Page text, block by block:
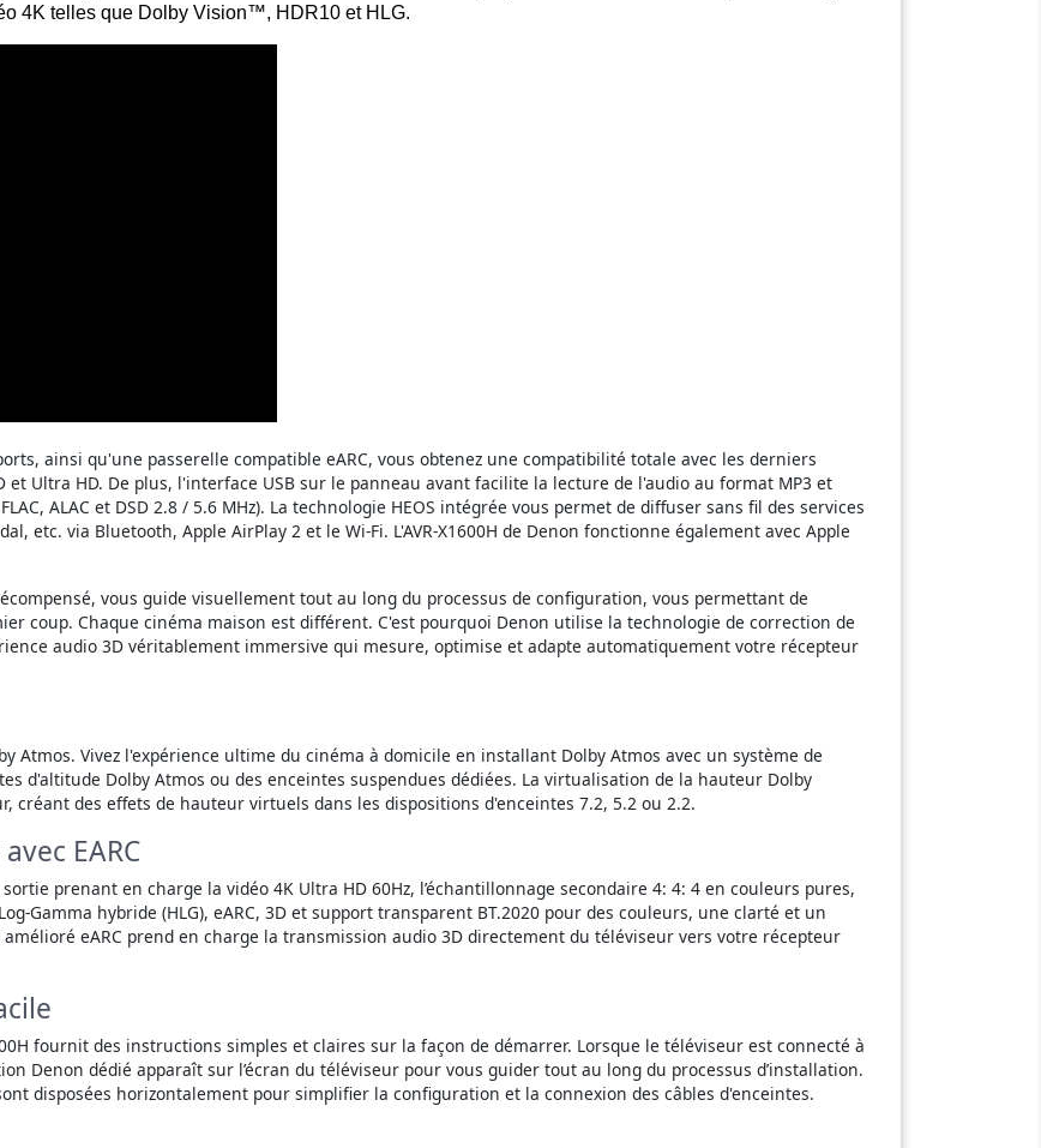
4K telles que Dolby Vision™, HDR10 et HLG.
ainsi qu'une passerelle compatible eARC, vous obtenez une compatibilité totale avec les derniers
Ultra HD. De plus, l'interface USB sur le panneau avant facilite la lecture de l'audio au format MP3 et
ALAC et DSD 2.8 / 5.6 MHz). La technologie HEOS intégrée vous permet de diffuser sans fil des services
etc. via Bluetooth, Apple AirPlay 2 et le Wi-Fi. L'AVR-X1600H de Denon fonctionne également avec Apple
vous guide visuellement tout au long du processus de configuration, vous permettant de
coup. Chaque cinéma maison est différent. C'est pourquoi Denon utilise la technologie de correction de
audio 3D véritablement immersive qui mesure, optimise et adapte automatiquement votre récepteur
Atmos. Vivez l'expérience ultime du cinéma à domicile en installant Dolby Atmos avec un système de
d'altitude Dolby Atmos ou des enceintes suspendues dédiées. La virtualisation de la hauteur Dolby
créant des effets de hauteur virtuels dans les dispositions d'enceintes 7.2, 5.2 ou 2.2.
EARC
sortie prenant en charge la vidéo 4K Ultra HD 60Hz, l’échantillonnage secondaire 4: 4: 4 en couleurs pures,
Gamma hybride (HLG), eARC, 3D et support transparent BT.2020 pour des couleurs, une clarté et un
eARC prend en charge la transmission audio 3D directement du téléviseur vers votre récepteur
fournit des instructions simples et claires sur la façon de démarrer. Lorsque le téléviseur est connecté à
Denon dédié apparaît sur l’écran du téléviseur pour vous guider tout au long du processus d’installation.
disposées horizontalement pour simplifier la configuration et la connexion des câbles d'enceintes.